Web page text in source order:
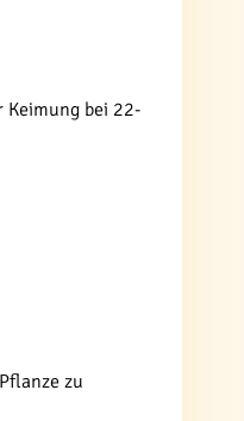
Keimung bei 22-
zu